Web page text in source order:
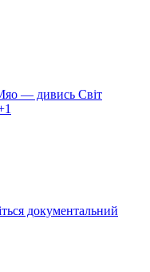
— дивись Світ
документальний